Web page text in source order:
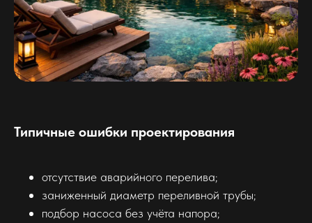
Типичные ошибки проектирования
отсутствие аварийного перелива;
заниженный диаметр переливной трубы;
подбор насоса без учёта напора;